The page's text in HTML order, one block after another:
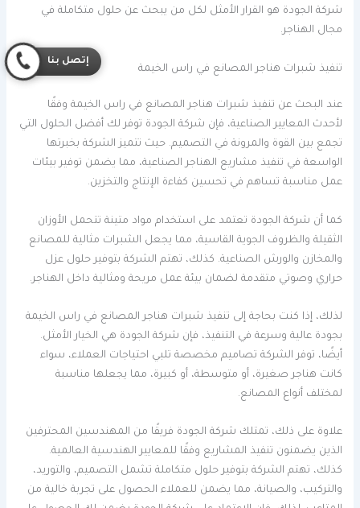
شركة الجودة هو القرار الأمثل لكل من يبحث عن حلول متكاملة في
مجال الهناجر.
تنفيذ شبرات هناجر المصانع في راس الخيمة
عند البحث عن تنفيذ شبرات هناجر المصانع في راس الخيمة وفقًا
لأحدث المعايير الصناعية، فإن شركة الجودة توفر لك أفضل الحلول التي
تجمع بين القوة والمرونة في التصميم. حيث تتميز الشركة بخبرتها
الواسعة في تنفيذ مشاريع الهناجر الصناعية، مما يضمن توفير بيئات
عمل مناسبة تساهم في تحسين كفاءة الإنتاج والتخزين.
كما أن شركة الجودة تعتمد على استخدام مواد متينة تتحمل الأوزان
الثقيلة والظروف الجوية القاسية، مما يجعل الشبرات مثالية للمصانع
والمخازن والورش الصناعية. كذلك، تهتم الشركة بتوفير حلول عزل
حراري وصوتي متقدمة لضمان بيئة عمل مريحة ومثالية داخل الهناجر.
لذلك، إذا كنت بحاجة إلى تنفيذ شبرات هناجر المصانع في راس الخيمة
بجودة عالية وسرعة في التنفيذ، فإن شركة الجودة هي الخيار الأمثل.
أيضًا، توفر الشركة تصاميم مخصصة تلبي احتياجات العملاء، سواء
كانت هناجر صغيرة، أو متوسطة، أو كبيرة، مما يجعلها مناسبة
لمختلف أنواع المصانع.
علاوة على ذلك، تمتلك شركة الجودة فريقًا من المهندسين المحترفين
الذين يضمنون تنفيذ المشاريع وفقًا للمعايير الهندسية العالمية.
كذلك، تهتم الشركة بتوفير حلول متكاملة تشمل التصميم، والتوريد،
والتركيب، والصيانة، مما يضمن للعملاء الحصول على تجربة خالية من
إتصل بنا